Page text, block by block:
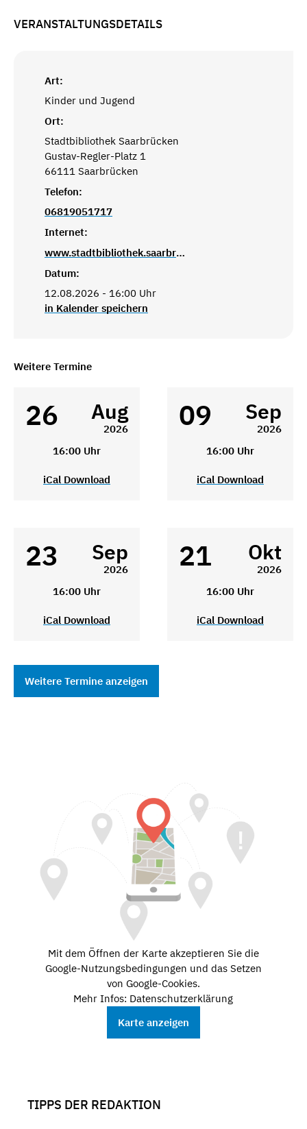
VERANSTALTUNGSDETAILS
Art:
Kinder und Jugend
Ort:
Stadtbibliothek Saarbrücken
Gustav-Regler-Platz 1
66111 Saarbrücken
Telefon:
06819051717
Internet:
www.stadtbibliothek.saarbruecken.de
Datum:
12.08.2026 - 16:00 Uhr
in Kalender speichern
Weitere Termine
26 Aug
2026
16:00 Uhr
iCal Download
09 Sep
2026
16:00 Uhr
iCal Download
23 Sep
2026
16:00 Uhr
iCal Download
21 Okt
2026
16:00 Uhr
iCal Download
Weitere Termine anzeigen
Mit dem Öffnen der Karte akzeptieren Sie die
Google-Nutzungsbedingungen und das Setzen
von Google-Cookies.
Mehr Infos: Datenschutzerklärung
Karte anzeigen
TIPPS DER REDAKTION